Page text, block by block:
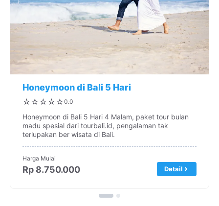
Honeymoon di Bali 5 Hari
☆ ☆ ☆ ☆ ☆0.0
Honeymoon di Bali 5 Hari 4 Malam, paket tour bulan
madu spesial dari tourbali.id, pengalaman tak
terlupakan ber wisata di Bali.
Harga Mulai
Rp 8.750.000 Detail